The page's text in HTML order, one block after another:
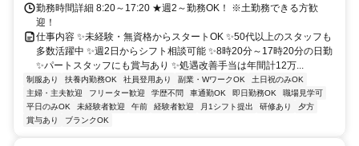
勤務時間詳細 8:20～17:20 ★週2～勤務OK！ ※土勤務できる方歓
迎！
仕事内容 ✨未経験・無資格からスタートOK ✨50代以上のスタッフも
多数活躍中 ✨週2日からシフト相談可能 ✨8時20分～17時20分の日勤
✨パートスタッフにも賞与あり ✨処遇改善手当は年間計12万...
制服あり 扶養内勤務OK 社員登用あり 副業・WワークOK
土日祝のみOK
主婦・主夫歓迎
フリーター歓迎 学歴不問 車通勤OK 即日勤務OK
職場見学可
平日のみOK
未経験者歓迎 午前 経験者歓迎 月1シフト提出 研修あり
夕方
賞与あり
ブランクOK